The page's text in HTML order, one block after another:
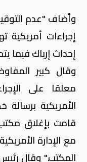
وأضاف "عدم
إجراءات
إحداث إرباك فيما
وقال كبير
معلقا على
الأمريكية
قامت بإغلاق مكتب
مع الإدارة
المكتب." وقال رئيس